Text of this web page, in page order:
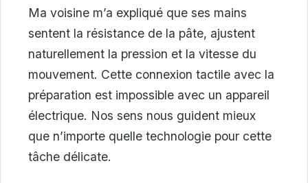
Ma voisine m’a expliqué que ses mains
sentent la résistance de la pâte, ajustent
naturellement la pression et la vitesse du
mouvement. Cette connexion tactile avec la
préparation est impossible avec un appareil
électrique. Nos sens nous guident mieux
que n’importe quelle technologie pour cette
tâche délicate.